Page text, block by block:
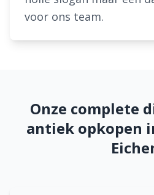
voor ons team.
Onze complete
antiek opkopen